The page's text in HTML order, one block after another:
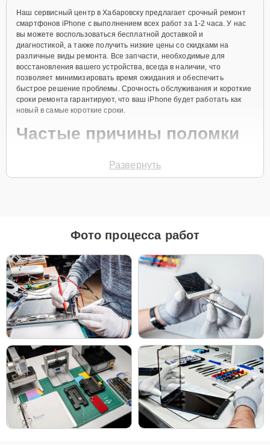
Наш сервисный центр в Хабаровску предлагает срочный ремонт
смартфонов iPhone с выполнением всех работ за 1-2 часа. У нас
вы можете воспользоваться бесплатной доставкой и
диагностикой, а также получить низкие цены со скидками на
различные виды ремонта. Все запчасти, необходимые для
восстановления вашего устройства, всегда в наличии, что
позволяет минимизировать время ожидания и обеспечить
быстрое решение проблемы. Срочность обслуживания и короткие
сроки ремонта гарантируют, что ваш iPhone будет работать как
новый в самые короткие сроки.
Частые причины поломки
Повреждение экрана при падении.
Быстрая разрядка аккумулятора.
или заполните Заявку на сайте. В течение минуты наш
специалист свяжется с вами для уточнения всех деталей и записи
на диагностику и обслуживание, которые подойдут для вашего
случая.
Главные особенности
сервиса
Бесплатная доставка и диагностика–
экономьте свое время и деньги с нашими
услугами.
Низкие цены и скидки
– выгодные условия на
любые виды ремонта.
Развернуть
Фото процесса работ